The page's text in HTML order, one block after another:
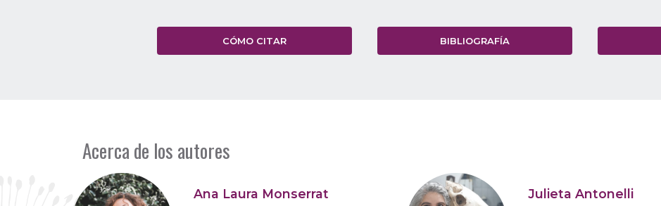
CÓMO CITAR BIBLIOGRAFÍA
Acerca de los autores
Ana Laura Monserrat Julieta Antonelli